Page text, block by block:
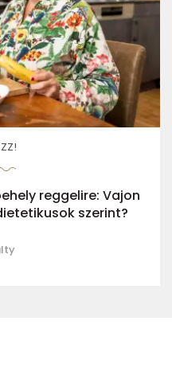
reggelire: Vajon
szerint?